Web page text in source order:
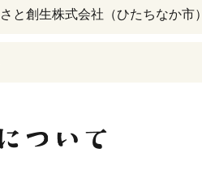
と創生株式会社（ひたちなか市）